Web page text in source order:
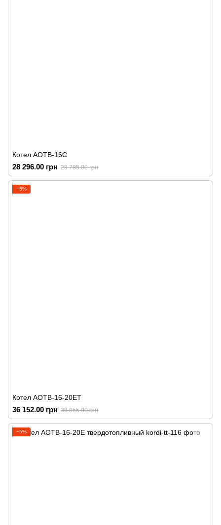
Котел АОТВ-16С
28 296.00 грн 29 785.00 грн
−5%
Котел АОТВ-16-20ЕТ
36 152.00 грн 38 055.00 грн
−5%